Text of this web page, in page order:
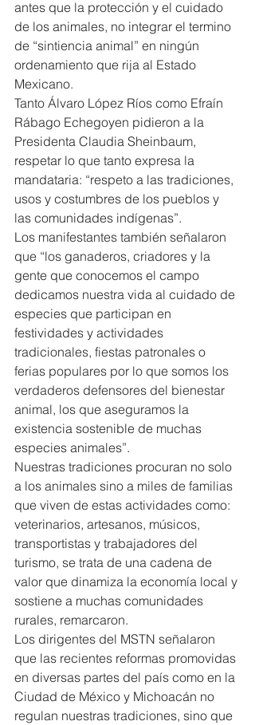
antes que la protección y el cuidado
de los animales, no integrar el termino
de “sintiencia animal” en ningún
ordenamiento que rija al Estado
Mexicano.
Tanto Álvaro López Ríos como Efraín
Rábago Echegoyen pidieron a la
Presidenta Claudia Sheinbaum,
respetar lo que tanto expresa la
mandataria: “respeto a las tradiciones,
usos y costumbres de los pueblos y
las comunidades indígenas”.
Los manifestantes también señalaron
que “los ganaderos, criadores y la
gente que conocemos el campo
dedicamos nuestra vida al cuidado de
especies que participan en
festividades y actividades
tradicionales, fiestas patronales o
ferias populares por lo que somos los
verdaderos defensores del bienestar
animal, los que aseguramos la
existencia sostenible de muchas
especies animales”.
Nuestras tradiciones procuran no solo
a los animales sino a miles de familias
que viven de estas actividades como:
veterinarios, artesanos, músicos,
transportistas y trabajadores del
turismo, se trata de una cadena de
valor que dinamiza la economía local y
sostiene a muchas comunidades
rurales, remarcaron.
Los dirigentes del MSTN señalaron
que las recientes reformas promovidas
en diversas partes del país como en la
Ciudad de México y Michoacán no
regulan nuestras tradiciones, sino que